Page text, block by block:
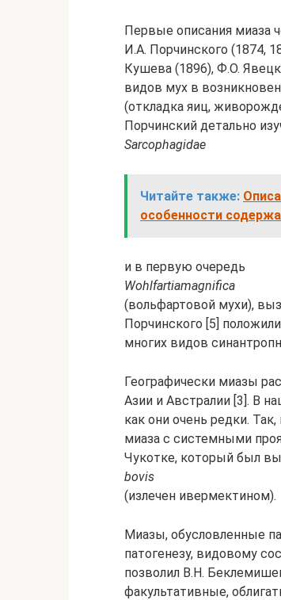
Первые описания миаза
И.А. Порчинского (1874,
Кушева (1896), Ф.О.
видов мух в
(откладка яиц,
Порчинский детально
Sarcophagidae
Читайте также:
особенности
и в первую очередь
Wohlfartiamagnifica
(вольфартовой мухи),
Порчинского [5]
многих видов
Географически миазы
Азии и Австралии [3]. В
как они очень редки.
миаза с системными
Чукотке, который был
bovis
(излечен ивермектином).
Миазы, обусловленные
патогенезу, видовому
позволил В.Н.
факультативные,